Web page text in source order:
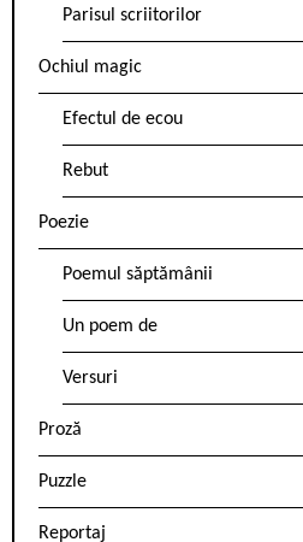
Parisul scriitorilor
Ochiul magic
Efectul de ecou
Rebut
Poezie
Poemul săptămânii
Un poem de
Versuri
Proză
Puzzle
Reportaj